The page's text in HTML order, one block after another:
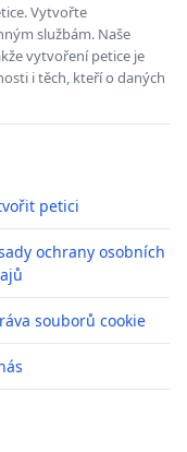
Vytvořte
službám. Naše
vytvoření petice je
i těch, kteří o daných
petici
ochrany osobních
souborů cookie